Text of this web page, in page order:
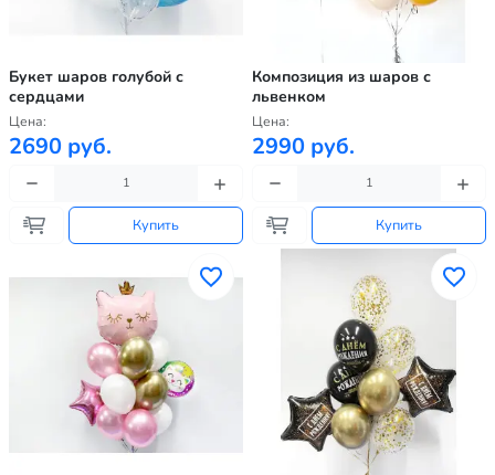
Букет шаров голубой с
сердцами
Цена:
2690 руб.
Купить
Композиция из шаров с
львенком
Цена:
2990 руб.
Купить